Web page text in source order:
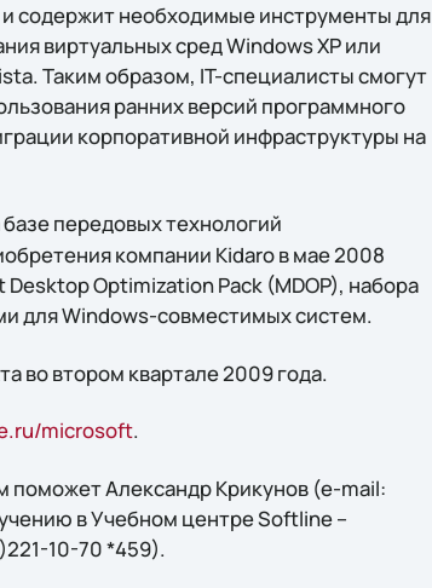
содержит необходимые инструменты для
виртуальных сред Windows XP или
Таким образом, IT-специалисты смогут
ранних версий программного
корпоративной инфраструктуры на
передовых технологий
компании Kidaro в мае 2008
Optimization Pack (MDOP), набора
для Windows-совместимых систем.
во втором квартале 2009 года.
microsoft.
поможет Александр Крикунов (e-mail:
в Учебном центре Softline –
10-70 *459).